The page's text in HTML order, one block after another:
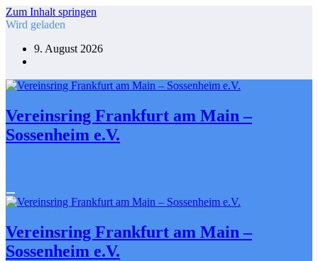
Zum Inhalt springen
Wird geladen
9. August 2026
Vereinsring Frankfurt am Main –
Sossenheim e.V.
Vereinsring Frankfurt am Main –
Sossenheim e.V.